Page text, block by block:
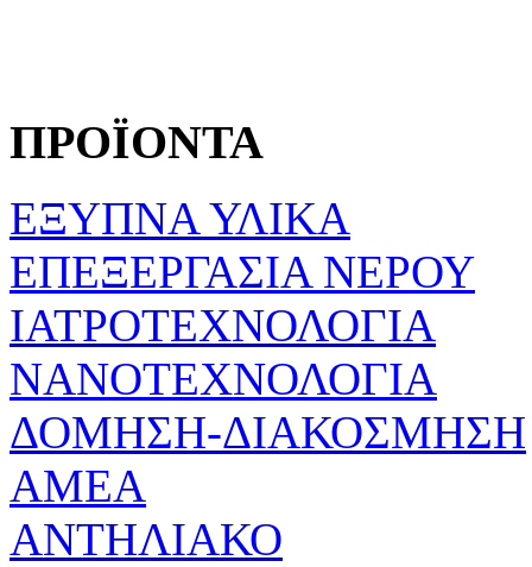
ΠΡΟΪΟΝΤΑ
ΕΞΥΠΝΑ ΥΛΙΚΑ
ΕΠΕΞΕΡΓΑΣΙΑ ΝΕΡΟΥ
ΙΑΤΡΟΤΕΧΝΟΛΟΓΙΑ
ΝΑΝΟΤΕΧΝΟΛΟΓΙΑ
ΔΟΜΗΣΗ-ΔΙΑΚΟΣΜΗΣΗ
ΑΜΕΑ
ΑΝΤΗΛΙΑΚΟ